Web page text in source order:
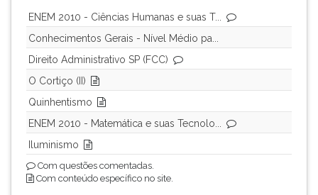
ENEM 2010 - Ciências Humanas e suas T...
Conhecimentos Gerais - Nível Médio pa...
Direito Administrativo SP (FCC)
O Cortiço (II)
Quinhentismo
ENEM 2010 - Matemática e suas Tecnolo...
Iluminismo
Com questões comentadas.
Com conteúdo específico no site.